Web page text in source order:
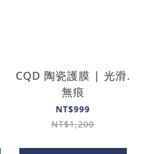
CQD 陶瓷護膜 | 光滑.
無痕
NT$999
NT$1,200